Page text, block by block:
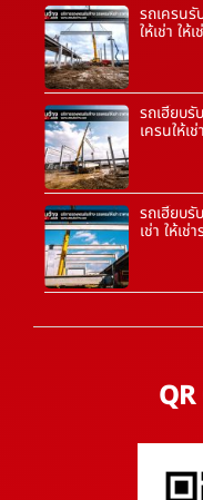
รถเครนรั
ให้เช่า ให้
รถเฮี๊ยบรั
เครนให้เ
รถเฮี๊ยบรั
เช่า ให้เช่